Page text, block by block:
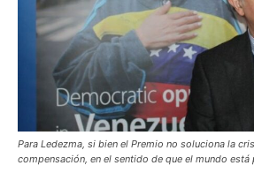
Para Ledezma, si bien el Premio no soluciona la
compensación, en el sentido de que el mundo está